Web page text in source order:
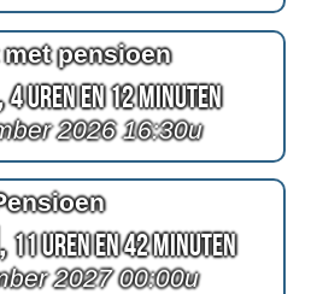
pensioen
4 Uren en 12 Minuten
2026 16:30u
11 Uren en 42 Minuten
2027 00:00u